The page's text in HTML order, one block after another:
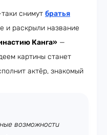
снимут братья
и раскрыли название
Канга» —
картины станет
актёр, знакомый
возможности